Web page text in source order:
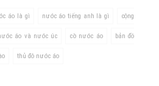
áo là gì nước áo tiếng anh là gì cộng
áo và nước úc cờ nước áo bản đồ
thủ đô nước áo